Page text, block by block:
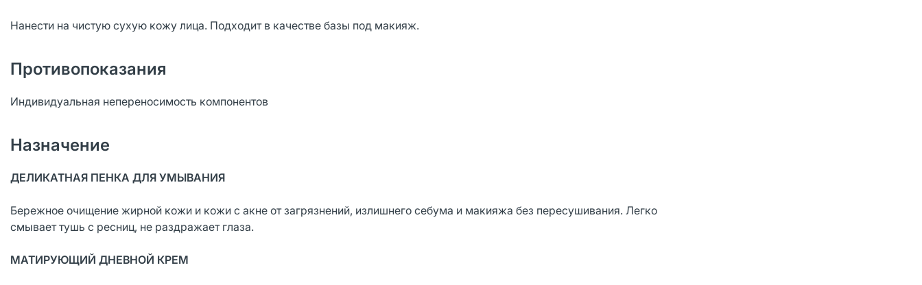
Нанести на чистую сухую кожу лица. Подходит в качестве базы под макияж.
Противопоказания
Индивидуальная непереносимость компонентов
Назначение
ДЕЛИКАТНАЯ ПЕНКА ДЛЯ УМЫВАНИЯ
Бережное очищение жирной кожи и кожи с акне от загрязнений, излишнего себума и макияжа без пересушивания. Легко
смывает тушь с ресниц, не раздражает глаза.
МАТИРУЮЩИЙ ДНЕВНОЙ КРЕМ